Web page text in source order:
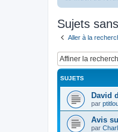
Sujets
Aller à la
SUJETS
David
par
Avis
par